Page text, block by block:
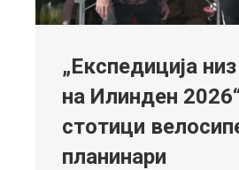
„Експедиција
на Илинден
стотици
планинари